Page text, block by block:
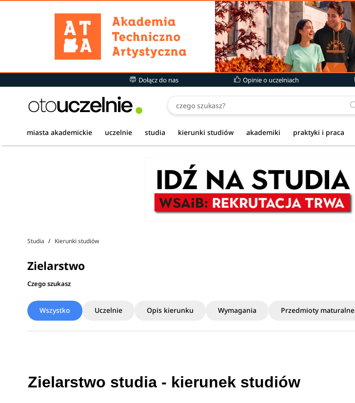
Dołącz do nas Opinie o uczelniach
miasta akademickie uczelnie studia kierunki studiów akademiki praktyki i praca
Studia Kierunki studiów
Zielarstwo
Czego szukasz
Wszystko Uczelnie Opis kierunku Wymagania Przedmioty maturalne
Zielarstwo studia - kierunek studiów